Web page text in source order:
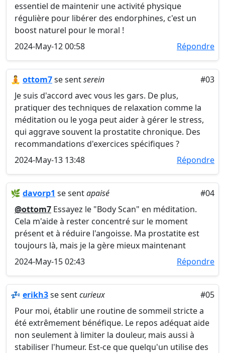
essentiel de maintenir une activité physique
régulière pour libérer des endorphines, c'est un
boost naturel pour le moral !
2024-May-12 00:58
Répondre
🧘 ottom7se sentserein
#03
Je suis d'accord avec vous les gars. De plus,
pratiquer des techniques de relaxation comme la
méditation ou le yoga peut aider à gérer le stress,
qui aggrave souvent la prostatite chronique. Des
recommandations d'exercices spécifiques ?
2024-May-13 13:48
Répondre
🌿 davorp1 se sentapaisé
#04
@ottom7 Essayez le "Body Scan" en méditation.
Cela m'aide à rester concentré sur le moment
présent et à réduire l'angoisse. Ma prostatite est
toujours là, mais je la gère mieux maintenant
2024-May-15 02:43
Répondre
💤 erikh3se sentcurieux
#05
Pour moi, établir une routine de sommeil stricte a
été extrêmement bénéfique. Le repos adéquat aide
non seulement à limiter la douleur, mais aussi à
stabiliser l'humeur. Est-ce que quelqu'un utilise des